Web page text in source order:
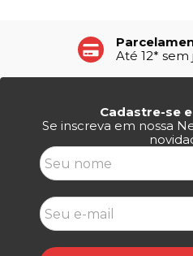
Até 12*
Cadastre-se
Se inscreva em nossa